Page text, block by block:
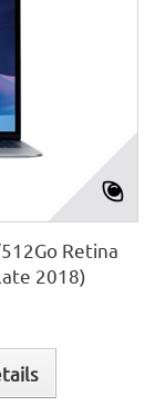
Retina
2018)